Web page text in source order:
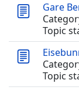
Gare
Topic
Topic